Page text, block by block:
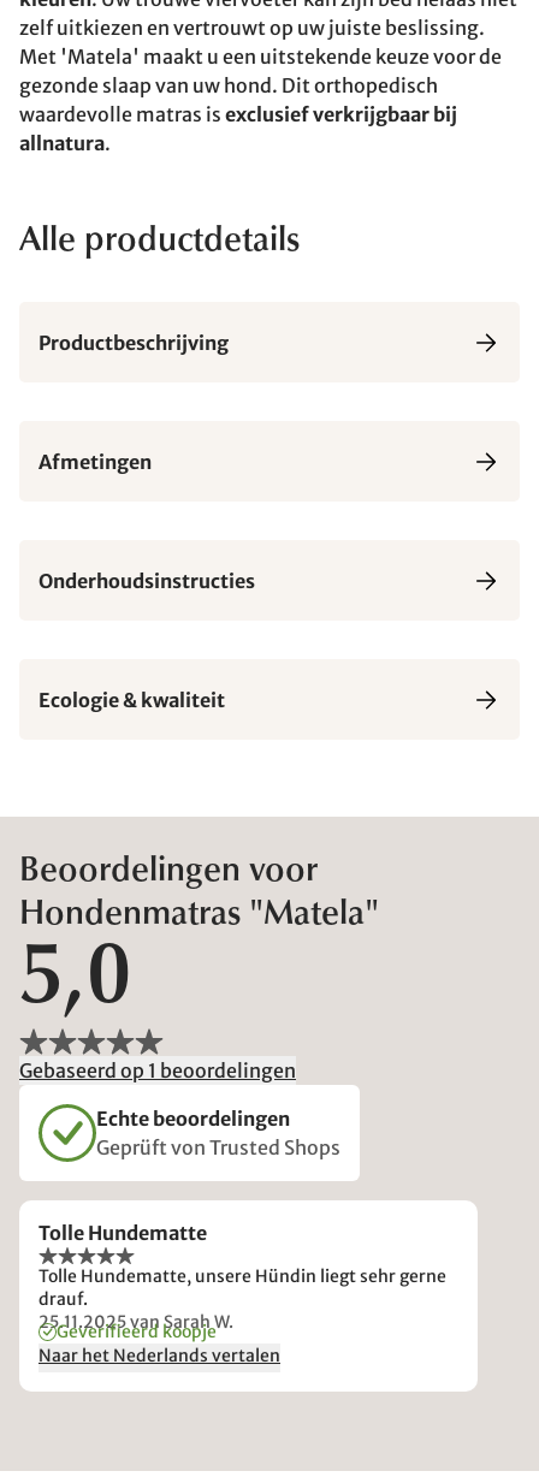
zelf uitkiezen en vertrouwt op uw juiste beslissing.
Met 'Matela' maakt u een uitstekende keuze voor de
gezonde slaap van uw hond. Dit orthopedisch
waardevolle matras is exclusief verkrijgbaar bij
allnatura.
Alle productdetails
Productbeschrijving
Afmetingen
Onderhoudsinstructies
Ecologie & kwaliteit
Beoordelingen voor
Hondenmatras "Matela"
5,0
Gebaseerd op 1 beoordelingen
Echte beoordelingen
Geprüft von Trusted Shops
Tolle Hundematte
Tolle Hundematte, unsere Hündin liegt sehr gerne
drauf.
25.11.2025van Sarah W.
Geverifieerd koopje
Naar het Nederlands vertalen